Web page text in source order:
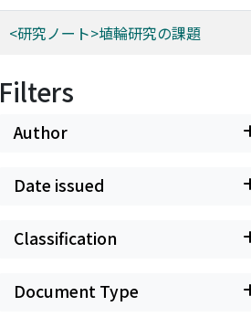
<研究ノート>埴輪研究の課題
Filters
Author
Date issued
Classification
Document Type